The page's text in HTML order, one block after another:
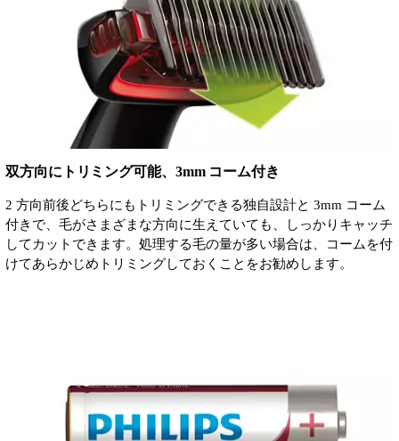
双方向にトリミング可能、3mm コーム付き
2 方向前後どちらにもトリミングできる独自設計と 3mm コーム
付きで、毛がさまざまな方向に生えていても、しっかりキャッチ
してカットできます。処理する毛の量が多い場合は、コームを付
けてあらかじめトリミングしておくことをお勧めします。